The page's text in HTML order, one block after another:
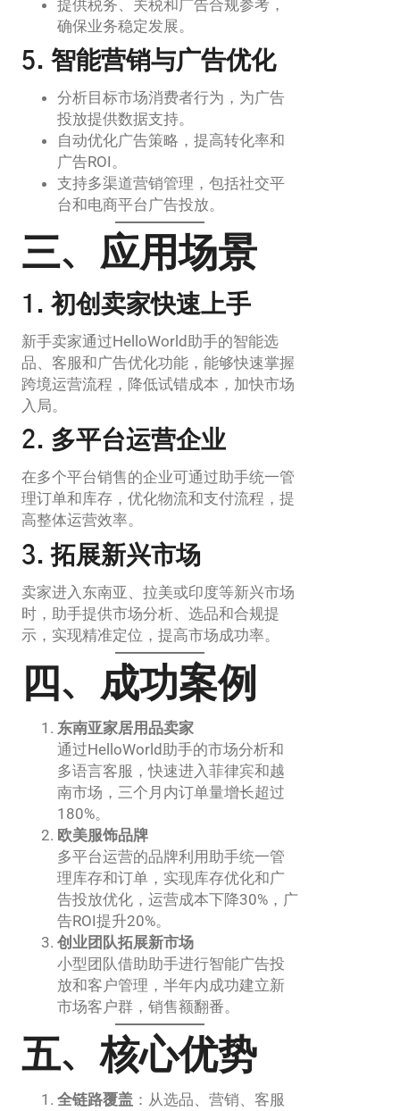
提供税务、关税和广告合规参考，
确保业务稳定发展。
5. 智能营销与广告优化
分析目标市场消费者行为，为广告
投放提供数据支持。
自动优化广告策略，提高转化率和
广告ROI。
支持多渠道营销管理，包括社交平
台和电商平台广告投放。
三、应用场景
1. 初创卖家快速上手
新手卖家通过HelloWorld助手的智能选
品、客服和广告优化功能，能够快速掌握
跨境运营流程，降低试错成本，加快市场
入局。
2. 多平台运营企业
在多个平台销售的企业可通过助手统一管
理订单和库存，优化物流和支付流程，提
高整体运营效率。
3. 拓展新兴市场
卖家进入东南亚、拉美或印度等新兴市场
时，助手提供市场分析、选品和合规提
示，实现精准定位，提高市场成功率。
四、成功案例
东南亚家居用品卖家
通过HelloWorld助手的市场分析和
多语言客服，快速进入菲律宾和越
南市场，三个月内订单量增长超过
180%。
欧美服饰品牌
多平台运营的品牌利用助手统一管
理库存和订单，实现库存优化和广
告投放优化，运营成本下降30%，广
告ROI提升20%。
创业团队拓展新市场
小型团队借助助手进行智能广告投
放和客户管理，半年内成功建立新
市场客户群，销售额翻番。
五、核心优势
全链路覆盖 ：从选品、营销、客服